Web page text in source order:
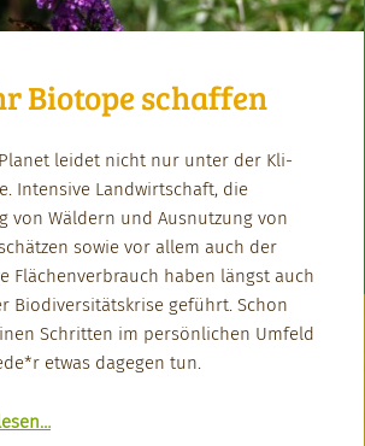
Biotope schaffen
lei­det nicht nur unter der Kli­
Inten­sive Land­wirtschaft, die
von Wäldern und Aus­nutzung von
sowie vor allem auch der
Flächen­ver­brauch haben längst auch
Bio­di­ver­sität­skrise geführt. Schon
Schrit­ten im per­sön­lichen Umfeld
etwas dage­gen tun.
…